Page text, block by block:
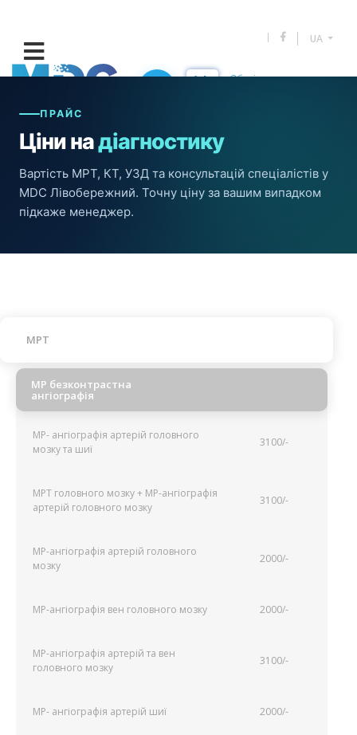
UA
Оберіть оператора:
ПРАЙС
Ціни надіагностику
Вартість МРТ, КТ, УЗД та консультацій спеціалістів у
MDC Лівобережний. Точну ціну за вашим випадком
підкаже менеджер.
МРТ
МР безконтрастна
ангіографія
МР- ангіографія артерій головного
мозку та шиї
3100/-
МРТ головного мозку + МР-ангіографія
артерій головного мозку
3100/-
МР-ангіографія артерій головного
мозку
2000/-
МР-ангіографія вен головного мозку 2000/-
МР-ангіографія артерій та вен
головного мозку
3100/-
МР- ангіографія артерій шиї 2000/-